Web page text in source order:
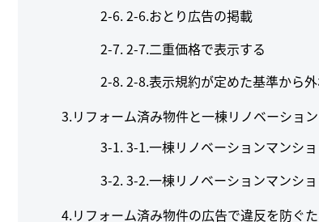
2-6.おとり広告の掲載
2-7.二重価格で表示する
2-8.表示規約が定めた基準から
3.リフォーム済み物件と一棟リノベーショ
3-1.一棟リノベーションマンシ
3-2.一棟リノベーションマンシ
4.リフォーム済み物件の広告で違反を防ぐ